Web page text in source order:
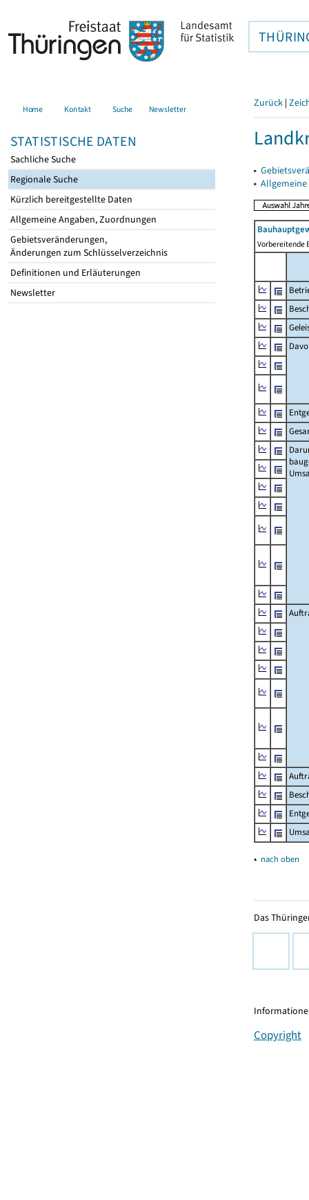
Home Kontakt Suche Newsletter
STATISTISCHE DATEN
Sachliche Suche
Regionale Suche
Kürzlich bereitgestellte Daten
Allgemeine Angaben, Zuordnungen
Gebietsveränderungen,
Änderungen zum Schlüsselverzeichnis
Definitionen und Erläuterungen
Newsletter
Zurück |
▸
▸
Vorbereitende
▴ nach oben
Das
Copyright